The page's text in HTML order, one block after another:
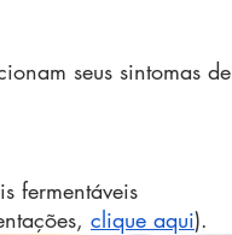
seus sintomas de
fermentáveis
clique aqui).